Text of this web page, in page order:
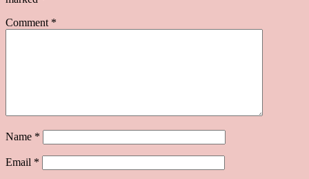
Comment *
Name *
Email *